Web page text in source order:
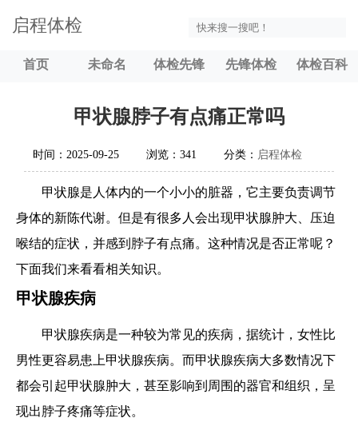
启程体检
首页 未命名 体检先锋 先锋体检 体检百科
甲状腺脖子有点痛正常吗
时间：2025-09-25 浏览：341 分类： 启程体检
甲状腺是人体内的一个小小的脏器，它主要负责调节
身体的新陈代谢。但是有很多人会出现甲状腺肿大、压迫
喉结的症状，并感到脖子有点痛。这种情况是否正常呢？
下面我们来看看相关知识。
甲状腺疾病
甲状腺疾病是一种较为常见的疾病，据统计，女性比
男性更容易患上甲状腺疾病。而甲状腺疾病大多数情况下
都会引起甲状腺肿大，甚至影响到周围的器官和组织，呈
现出脖子疼痛等症状。